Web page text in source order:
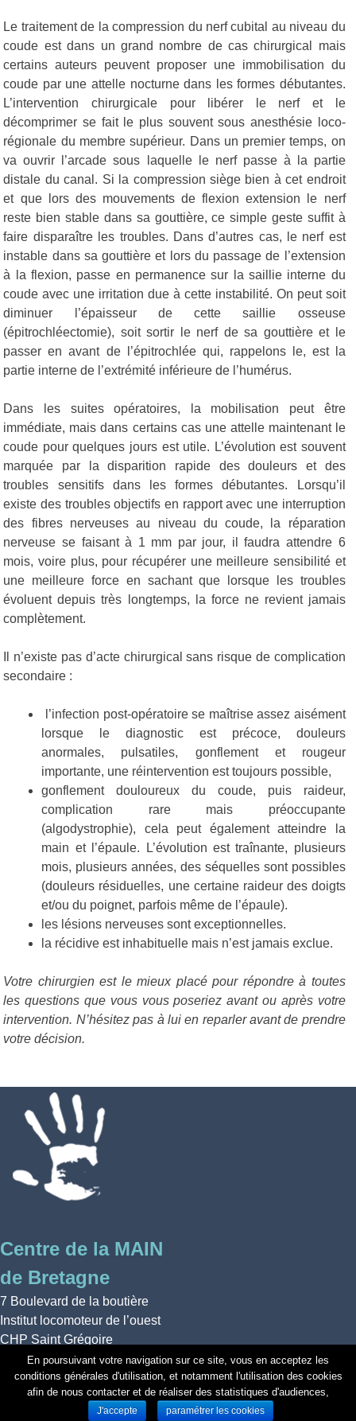
Le traitement de la compression du nerf cubital au niveau du
coude est dans un grand nombre de cas chirurgical mais
certains auteurs peuvent proposer une immobilisation du
coude par une attelle nocturne dans les formes débutantes.
L’intervention chirurgicale pour libérer le nerf et le
décomprimer se fait le plus souvent sous anesthésie loco-
régionale du membre supérieur. Dans un premier temps, on
va ouvrir l’arcade sous laquelle le nerf passe à la partie
distale du canal. Si la compression siège bien à cet endroit
et que lors des mouvements de flexion extension le nerf
reste bien stable dans sa gouttière, ce simple geste suffit à
faire disparaître les troubles. Dans d’autres cas, le nerf est
instable dans sa gouttière et lors du passage de l’extension
à la flexion, passe en permanence sur la saillie interne du
coude avec une irritation due à cette instabilité. On peut soit
diminuer l’épaisseur de cette saillie osseuse
(épitrochléectomie), soit sortir le nerf de sa gouttière et le
passer en avant de l’épitrochlée qui, rappelons le, est la
partie interne de l’extrémité inférieure de l’humérus.
Dans les suites opératoires, la mobilisation peut être
immédiate, mais dans certains cas une attelle maintenant le
coude pour quelques jours est utile. L’évolution est souvent
marquée par la disparition rapide des douleurs et des
troubles sensitifs dans les formes débutantes. Lorsqu’il
existe des troubles objectifs en rapport avec une interruption
des fibres nerveuses au niveau du coude, la réparation
nerveuse se faisant à 1 mm par jour, il faudra attendre 6
mois, voire plus, pour récupérer une meilleure sensibilité et
une meilleure force en sachant que lorsque les troubles
évoluent depuis très longtemps, la force ne revient jamais
complètement.
Il n’existe pas d’acte chirurgical sans risque de complication
secondaire :
l’infection post-opératoire se maîtrise assez aisément
lorsque le diagnostic est précoce, douleurs
anormales, pulsatiles, gonflement et rougeur
importante, une réintervention est toujours possible,
gonflement douloureux du coude, puis raideur,
complication rare mais préoccupante
(algodystrophie), cela peut également atteindre la
main et l’épaule. L’évolution est traînante, plusieurs
mois, plusieurs années, des séquelles sont possibles
(douleurs résiduelles, une certaine raideur des doigts
et/ou du poignet, parfois même de l’épaule).
les lésions nerveuses sont exceptionnelles.
la récidive est inhabituelle mais n’est jamais exclue.
Votre chirurgien est le mieux placé pour répondre à toutes
les questions que vous vous poseriez avant ou après votre
intervention. N’hésitez pas à lui en reparler avant de prendre
votre décision.
Centre de la MAIN
de Bretagne
7 Boulevard de la boutière
Institut locomoteur de l’ouest
CHP Saint Grégoire
35760 Saint-Grégoire
Mentions légales| réalisé par
Webyoo
En poursuivant votre navigation sur ce site, vous en acceptez les
conditions générales d'utilisation, et notamment l'utilisation des cookies
afin de nous contacter et de réaliser des statistiques d'audiences,
J'accepte paramétrer les cookies